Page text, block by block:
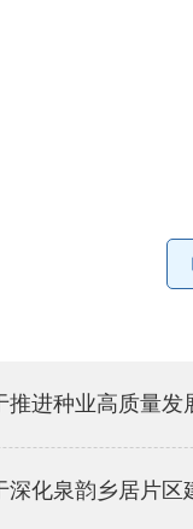
推进种业高质量
深化泉韵乡居片